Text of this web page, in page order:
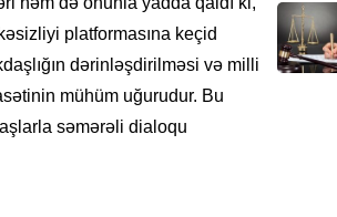
platformasına keçid
dərinləşdirilməsi və milli
mühüm uğurudur. Bu
səmərəli dialoqu
DÜNYA